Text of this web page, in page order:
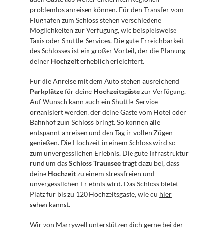
problemlos anreisen können. Für den Transfer vom
Flughafen zum Schloss stehen verschiedene
Möglichkeiten zur Verfügung, wie beispielsweise
Taxis oder Shuttle-Services. Die gute Erreichbarkeit
des Schlosses ist ein großer Vorteil, der die Planung
deiner Hochzeit erheblich erleichtert.
Parkplätze für deine Hochzeitsgäste zur Verfügung.
Auf Wunsch kann auch ein Shuttle-Service
organisiert werden, der deine Gäste vom Hotel oder
Bahnhof zum Schloss bringt. So können alle
entspannt anreisen und den Tag in vollen Zügen
genießen. Die Hochzeit in einem Schloss wird so
zum unvergesslichen Erlebnis. Die gute Infrastruktur
rund um das Schloss Traunsee trägt dazu bei, dass
deine Hochzeit zu einem stressfreien und
unvergesslichen Erlebnis wird. Das Schloss bietet
Platz für bis zu 120 Hochzeitsgäste, wie du hier
sehen kannst.
Wir von Marrywell unterstützen dich gerne bei der